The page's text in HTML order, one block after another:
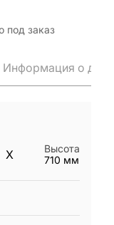
под заказ
Информация о
X
Высота
710 мм